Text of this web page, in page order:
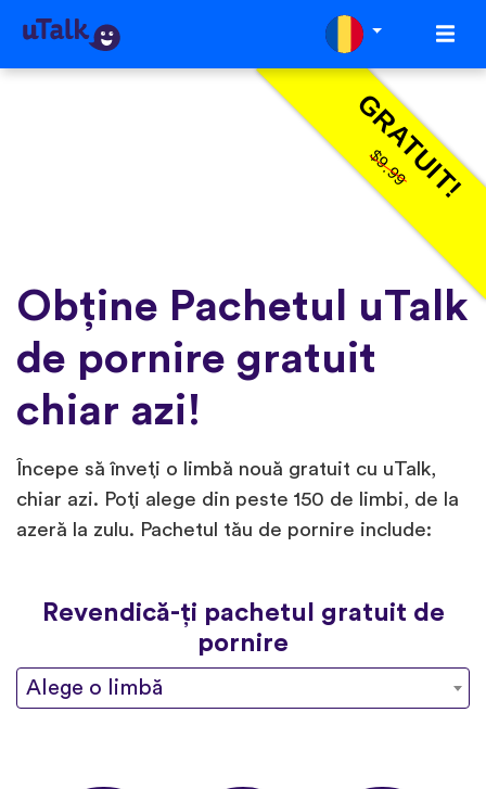
GRATUIT!
$9.99
Obține Pachetul uTalk
de pornire gratuit
chiar azi!
Începe să înveți o limbă nouă gratuit cu uTalk,
chiar azi. Poți alege din peste 150 de limbi, de la
azeră la zulu. Pachetul tău de pornire include:
Revendică-ți pachetul gratuit de
pornire
Alege o limbă